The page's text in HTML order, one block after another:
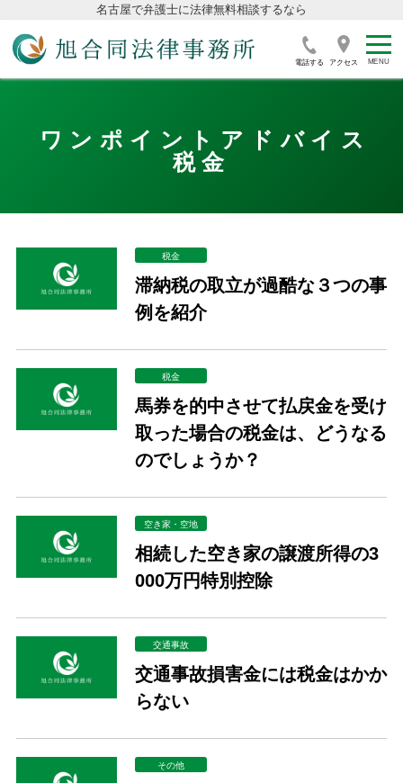
名古屋で弁護士に法律無料相談するなら
電話する アクセス
ワンポイントアドバイス
税金
税金
滞納税の取立が過酷な３つの事
例を紹介
税金
馬券を的中させて払戻金を受け
取った場合の税金は、どうなる
のでしょうか？
空き家・空地
相続した空き家の譲渡所得の3
000万円特別控除
交通事故
交通事故損害金には税金はかか
らない
その他